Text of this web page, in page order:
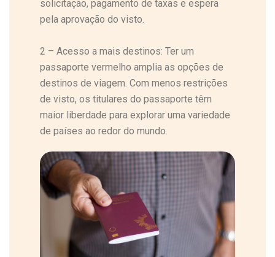
solicitação, pagamento de taxas e espera
pela aprovação do visto.
2 – Acesso a mais destinos: Ter um
passaporte vermelho amplia as opções de
destinos de viagem. Com menos restrições
de visto, os titulares do passaporte têm
maior liberdade para explorar uma variedade
de países ao redor do mundo.